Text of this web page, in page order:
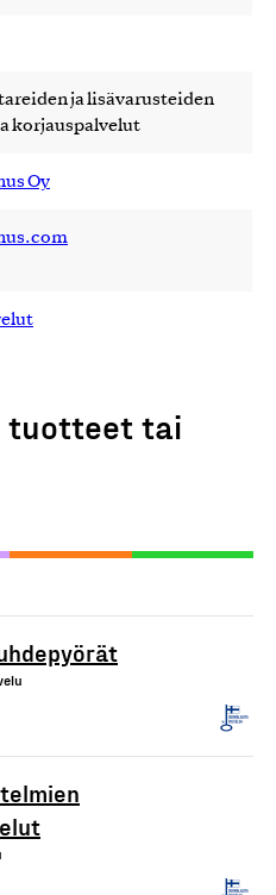
ja lisävarusteiden
korjauspalvelut
Oy
tuotteet tai